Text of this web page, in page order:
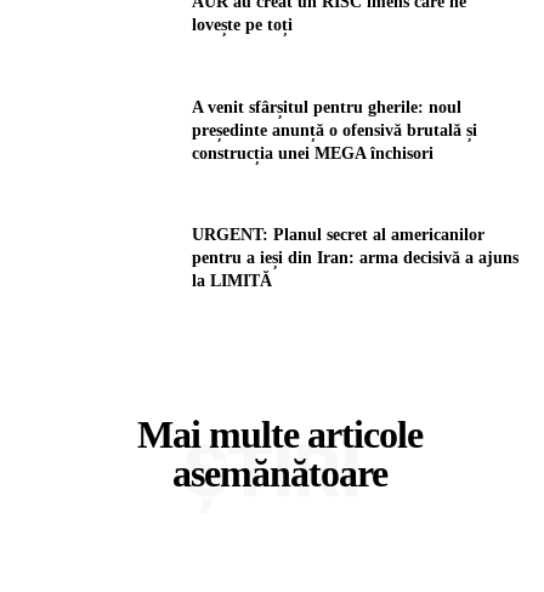
lovește pe toți
A venit sfârșitul pentru gherile: noul
președinte anunță o ofensivă brutală și
construcția unei MEGA închisori
URGENT: Planul secret al americanilor
pentru a ieși din Iran: arma decisivă a ajuns
la LIMITĂ
Mai multe articole
asemănătoare
ȘTIRI